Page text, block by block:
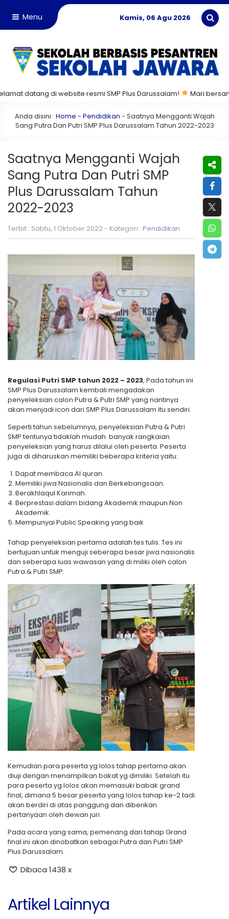
Menu Kamis, 06 Agu 2026
datang di website resmi SMP Plus Darussalam! Mari bersama
Anda disini : Home - Pendidikan - Saatnya Mengganti Wajah
Sang Putra Dan Putri SMP Plus Darussalam Tahun 2022-2023
Saatnya Mengganti Wajah
Sang Putra Dan Putri SMP
Plus Darussalam Tahun
2022-2023
Terbit : Sabtu, 1 Oktober 2022 - Kategori : Pendidikan
Regulasi Putri SMP tahun 2022 – 2023, Pada tahun ini
SMP Plus Darussalam kembali mengadakan
penyeleksian calon Putra & Putri SMP yang nantinya
akan menjadi icon dari SMP Plus Darussalam itu sendiri.
Seperti tahun sebelumnya, penyeleksian Putra & Putri
SMP tentunya tidaklah mudah. banyak rangkaian
penyeleksian yang harus dilalui oleh peserta. Peserta
juga di diharuskan memiliki beberapa kriteria yaitu:
Dapat membaca Al quran.
Memiliki jiwa Nasionalis dan Berkebangsaan.
Berakhlaqul Karimah.
Berprestasi dalam bidang Akademik maupun Non
Akademik.
Mempunyai Public Speaking yang baik
Tahap penyeleksian pertama adalah tes tulis. Tes ini
bertujuan untuk menguji seberapa besar jiwa nasionalis
dan seberapa luas wawasan yang di miliki oleh calon
Putra & Putri SMP.
Kemudian para peserta yg lolos tahap pertama akan
diuji dengan menampilkan bakat yg dimiliki. Setelah itu
para peserta yg lolos akan memasuki babak grand
final, dimana 5 besar peserta yang lolos tahap ke-2 tadi
akan berdiri di atas panggung dan diberikan
pertanyaan oleh dewan juri.
Pada acara yang sama, pemenang dari tahap Grand
final ini akan dinobatkan sebagai Putra dan Putri SMP
Plus Darussalam.
Dibaca 1438 x
Artikel Lainnya